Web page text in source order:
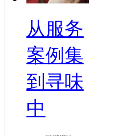
从服务
案例集
到寻味
中